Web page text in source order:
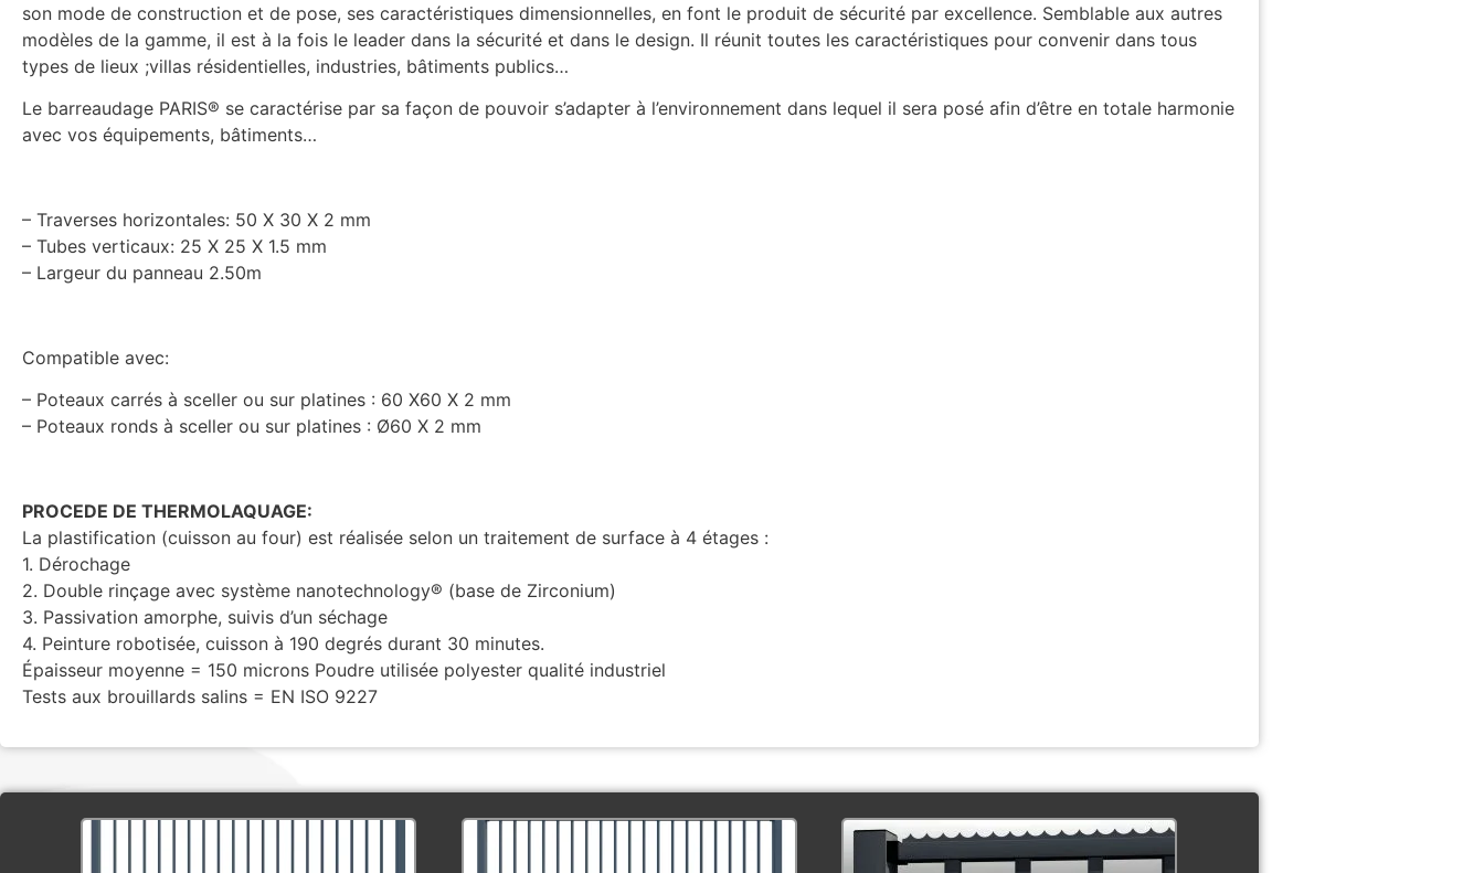
son mode de construction et de pose, ses caractéristiques dimensionnelles, en font le produit de sécurité par excellence. Semblable aux autres
modèles de la gamme, il est à la fois le leader dans la sécurité et dans le design. Il réunit toutes les caractéristiques pour convenir dans tous
types de lieux ;villas résidentielles, industries, bâtiments publics…
Le barreaudage PARIS® se caractérise par sa façon de pouvoir s’adapter à l’environnement dans lequel il sera posé afin d’être en totale harmonie
avec vos équipements, bâtiments…
– Traverses horizontales: 50 X 30 X 2 mm
– Tubes verticaux: 25 X 25 X 1.5 mm
– Largeur du panneau 2.50m
Compatible avec:
– Poteaux carrés à sceller ou sur platines : 60 X60 X 2 mm
– Poteaux ronds à sceller ou sur platines : Ø60 X 2 mm
PROCEDE DE THERMOLAQUAGE:
La plastification (cuisson au four) est réalisée selon un traitement de surface à 4 étages :
1. Dérochage
2. Double rinçage avec système nanotechnology® (base de Zirconium)
3. Passivation amorphe, suivis d’un séchage
4. Peinture robotisée, cuisson à 190 degrés durant 30 minutes.
Épaisseur moyenne = 150 microns Poudre utilisée polyester qualité industriel
Tests aux brouillards salins = EN ISO 9227